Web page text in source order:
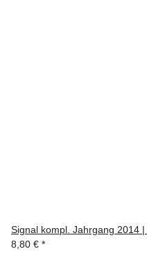
Signal kompl. Jahrgang 2014
8,80 € *